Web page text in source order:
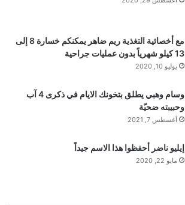
مع أخصائية التغذية ريم ضاهر يمكنكم خسارة 8 إلى
13 كيلو شهرياً بدون عمليات جراحية
يوليو 10, 2020
وسام وهبي يطلق بتخونك الايام في ذكرى 4 آب
وحبيبته ضحيّة
أغسطس 7, 2021
إيليو ناضر أحفظوا هذا الاسم جيداً
مايو 22, 2020